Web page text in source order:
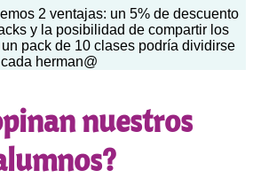
2 ventajas: un 5% de descuento
y la posibilidad de compartir los
pack de 10 clases podría dividirse
herman@
nuestros